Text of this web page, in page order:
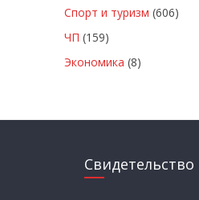
Спорт и туризм (606)
ЧП (159)
Экономика (8)
Свидетельство